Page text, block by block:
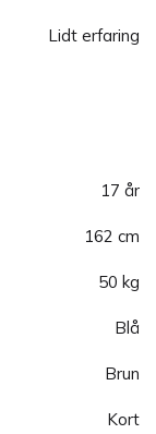
Lidt erfaring
17 år
162 cm
50 kg
Blå
Brun
Kort